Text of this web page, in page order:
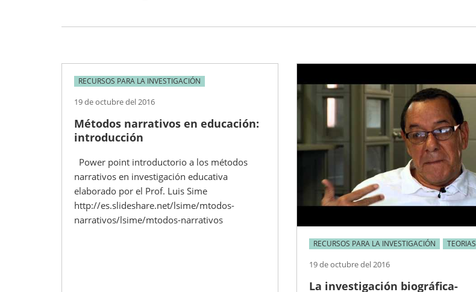
RECURSOS PARA LA INVESTIGACIÓN
19 de octubre del 2016
Métodos narrativos en educación:
introducción
Power point introductorio a los métodos
narrativos en investigación educativa
elaborado por el Prof. Luis Sime
http://es.slideshare.net/lsime/mtodos-
narrativos/lsime/mtodos-narrativos
RECURSOS PARA LA INVESTIGACIÓN TEORIAS
19 de octubre del 2016
La investigación biográfica-